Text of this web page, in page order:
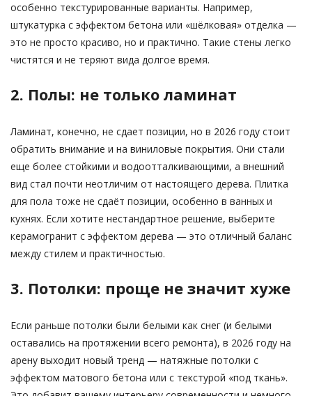
особенно текстурированные варианты. Например,
штукатурка с эффектом бетона или «шёлковая» отделка —
это не просто красиво, но и практично. Такие стены легко
чистятся и не теряют вида долгое время.
2. Полы: не только ламинат
Ламинат, конечно, не сдает позиции, но в 2026 году стоит
обратить внимание и на виниловые покрытия. Они стали
еще более стойкими и водоотталкивающими, а внешний
вид стал почти неотличим от настоящего дерева. Плитка
для пола тоже не сдаёт позиции, особенно в ванных и
кухнях. Если хотите нестандартное решение, выберите
керамогранит с эффектом дерева — это отличный баланс
между стилем и практичностью.
3. Потолки: проще не значит хуже
Если раньше потолки были белыми как снег (и белыми
оставались на протяжении всего ремонта), в 2026 году на
арену выходит новый тренд — натяжные потолки с
эффектом матового бетона или с текстурой «под ткань».